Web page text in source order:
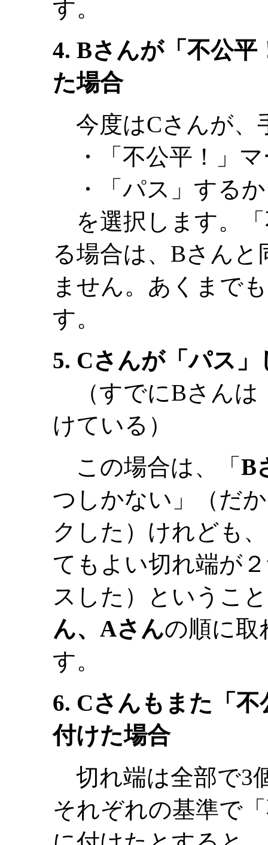
す。
4. Bさんが「不公
た場合
今度はCさんが、
・「不公平！」
・「パス」するか
を選択します。
る場合は、Bさん
ません。あくまで
す。
5. Cさんが「パス」
（すでにBさんは
けている）
この場合は、「 B
つしかない」（だ
クした）けれども
てもよい切れ端が
スした）というこ
ん、Aさんの順に取
す。
6. Cさんもまた「
付けた場合
切れ端は全部で3
それぞれの基準で